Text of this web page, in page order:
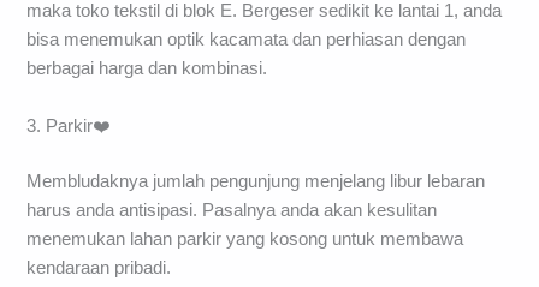
maka toko tekstil di blok E. Bergeser sedikit ke lantai 1, anda
bisa menemukan optik kacamata dan perhiasan dengan
berbagai harga dan kombinasi.
3. Parkir❤️
Membludaknya jumlah pengunjung menjelang libur lebaran
harus anda antisipasi. Pasalnya anda akan kesulitan
menemukan lahan parkir yang kosong untuk membawa
kendaraan pribadi.